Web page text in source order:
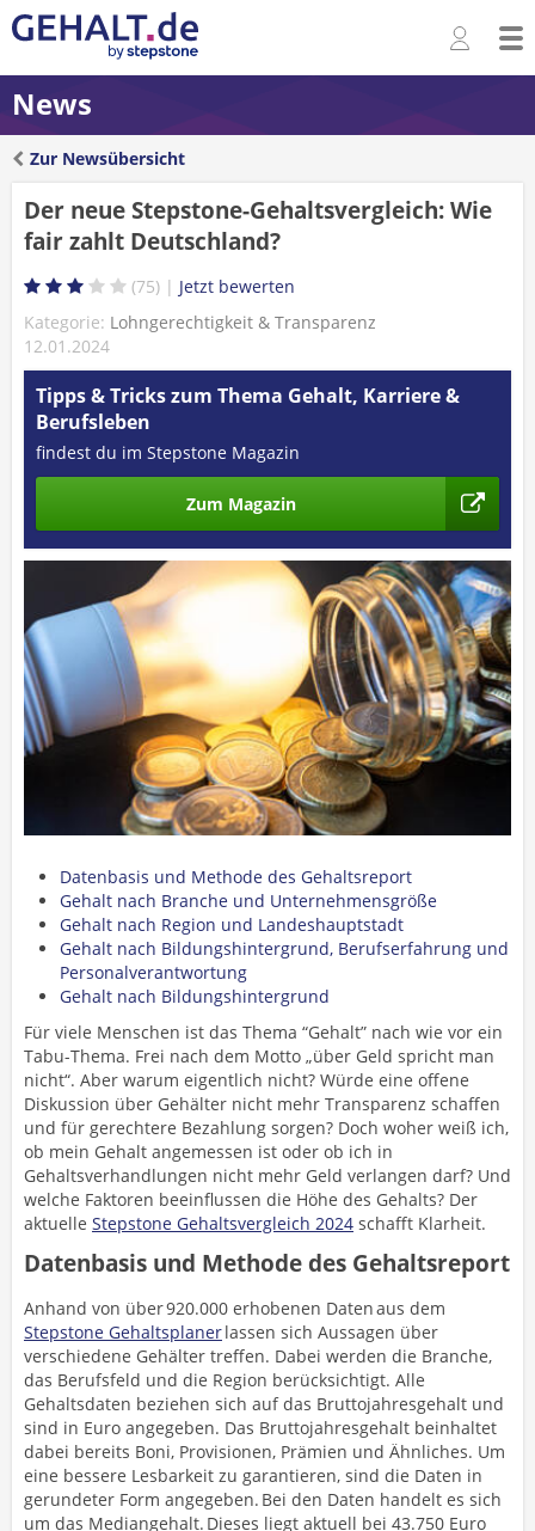
News
Zur Newsübersicht
Der neue Stepstone-Gehaltsvergleich: Wie
fair zahlt Deutschland?
75
Kategorie: Lohngerechtigkeit & Transparenz
12.01.2024
Tipps & Tricks zum Thema Gehalt, Karriere &
Berufsleben
findest du im Stepstone Magazin
Zum Magazin
Datenbasis und Methode des Gehaltsreport
Gehalt nach Branche und Unternehmensgröße
Gehalt nach Region und Landeshauptstadt
Gehalt nach Bildungshintergrund, Berufserfahrung und
Personalverantwortung
Gehalt nach Bildungshintergrund
Für viele Menschen ist das Thema “Gehalt” nach wie vor ein
Tabu-Thema. Frei nach dem Motto „über Geld spricht man
nicht“. Aber warum eigentlich nicht? Würde eine offene
Diskussion über Gehälter nicht mehr Transparenz schaffen
und für gerechtere Bezahlung sorgen? Doch woher weiß ich,
ob mein Gehalt angemessen ist oder ob ich in
Gehaltsverhandlungen nicht mehr Geld verlangen darf? Und
welche Faktoren beeinflussen die Höhe des Gehalts? Der
aktuelle Stepstone Gehaltsvergleich 2024 schafft Klarheit.
Datenbasis und Methode des Gehaltsreport
Anhand von über 920.000 erhobenen Daten aus dem
Stepstone Gehaltsplanerlassen sich Aussagen über
verschiedene Gehälter treffen. Dabei werden die Branche,
das Berufsfeld und die Region berücksichtigt. Alle
Gehaltsdaten beziehen sich auf das Bruttojahresgehalt und
sind in Euro angegeben. Das Bruttojahresgehalt beinhaltet
dabei bereits Boni, Provisionen, Prämien und Ähnliches. Um
eine bessere Lesbarkeit zu garantieren, sind die Daten in
gerundeter Form angegeben. Bei den Daten handelt es sich
um das Mediangehalt. Dieses liegt aktuell bei 43.750 Euro